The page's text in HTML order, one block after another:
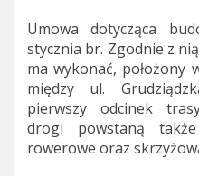
Umowa dotycząca
stycznia br. Zgodnie z
ma wykonać, położony
między ul.
pierwszy odcinek
drogi powstaną
rowerowe oraz